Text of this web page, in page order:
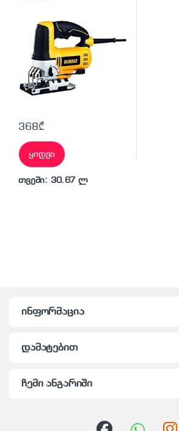
368₾
ყიდვა
თვეში: 30.67 ლ
ინფორმაცია
დამატებით
ჩემი ანგარიში